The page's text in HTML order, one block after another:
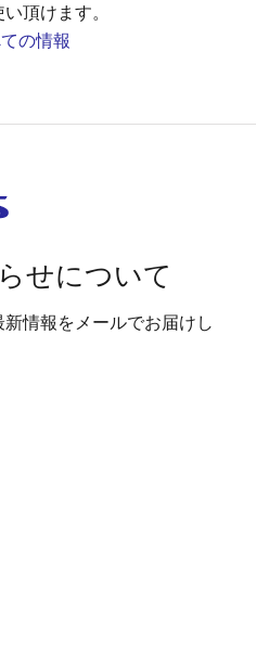
頂けます。
の情報
せについて
情報をメールでお届けし